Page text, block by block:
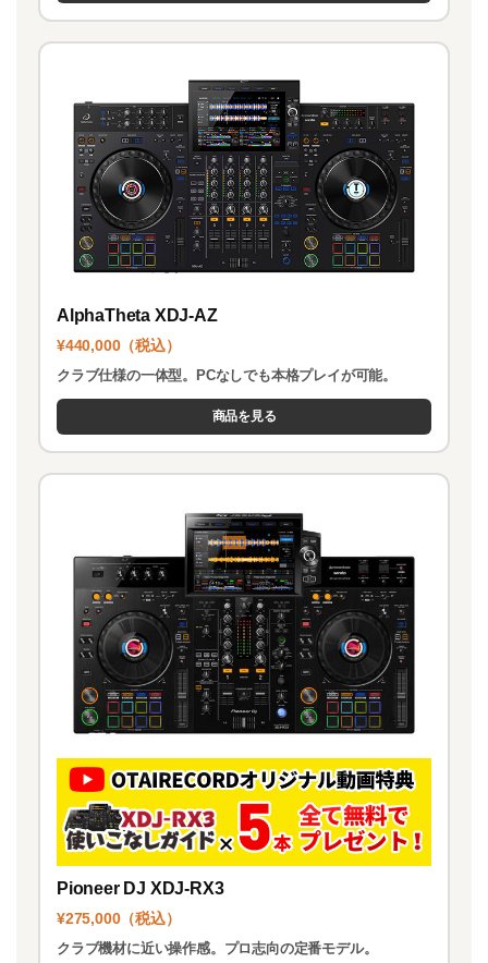
AlphaTheta XDJ-AZ
¥440,000（税込）
クラブ仕様の一体型。PCなしでも本格プレイが可能。
商品を見る
Pioneer DJ XDJ-RX3
¥275,000（税込）
クラブ機材に近い操作感。プロ志向の定番モデル。